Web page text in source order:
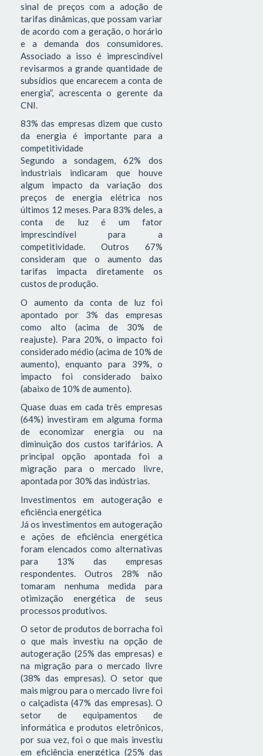
sinal de preços com a adoção de
tarifas dinâmicas, que possam variar
de acordo com a geração, o horário
e a demanda dos consumidores.
Associado a isso é imprescindível
revisarmos a grande quantidade de
subsídios que encarecem a conta de
energia”, acrescenta o gerente da
CNI.
83% das empresas dizem que custo
da energia é importante para a
competitividade
Segundo a sondagem, 62% dos
industriais indicaram que houve
algum impacto da variação dos
preços de energia elétrica nos
últimos 12 meses. Para 83% deles, a
conta de luz é um fator
imprescindível para a
competitividade. Outros 67%
consideram que o aumento das
tarifas impacta diretamente os
custos de produção.
O aumento da conta de luz foi
apontado por 3% das empresas
como alto (acima de 30% de
reajuste). Para 20%, o impacto foi
considerado médio (acima de 10% de
aumento), enquanto para 39%, o
impacto foi considerado baixo
(abaixo de 10% de aumento).
Quase duas em cada três empresas
(64%) investiram em alguma forma
de economizar energia ou na
diminuição dos custos tarifários. A
principal opção apontada foi a
migração para o mercado livre,
apontada por 30% das indústrias.
Investimentos em autogeração e
eficiência energética
Já os investimentos em autogeração
e ações de eficiência energética
foram elencados como alternativas
para 13% das empresas
respondentes. Outros 28% não
tomaram nenhuma medida para
otimização energética de seus
processos produtivos.
O setor de produtos de borracha foi
o que mais investiu na opção de
autogeração (25% das empresas) e
na migração para o mercado livre
(38% das empresas). O setor que
mais migrou para o mercado livre foi
o calçadista (47% das empresas). O
setor de equipamentos de
informática e produtos eletrônicos,
por sua vez, foi o que mais investiu
em eficiência energética (25% das